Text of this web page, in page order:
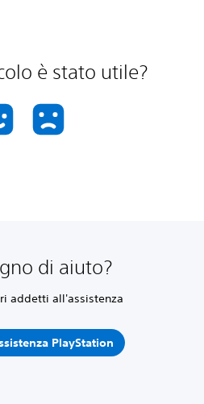
è stato utile?
di aiuto?
addetti all'assistenza
PlayStation